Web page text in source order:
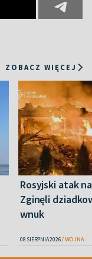
ZOBACZ WIĘCEJ
Rosyjski atak
Zginęli
wnuk
08 SIERPNIA 2026 WOJNA